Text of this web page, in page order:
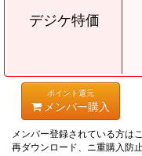
デジケ特価
ポイント還元
メンバー購入
メンバー登録されている方はこ
再ダウンロード、ニ重購入防